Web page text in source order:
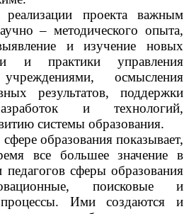
проекта важным
– методического опыта,
и изучение новых
и практики управления
осмысления
результатов, поддержки
и технологий,
системы образования.
образования показывает,
все большее значение в
сферы образования
поисковые и
процессы. Ими создаются и